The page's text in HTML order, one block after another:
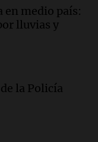
de rumores
medio país:
lluvias y
la Policía